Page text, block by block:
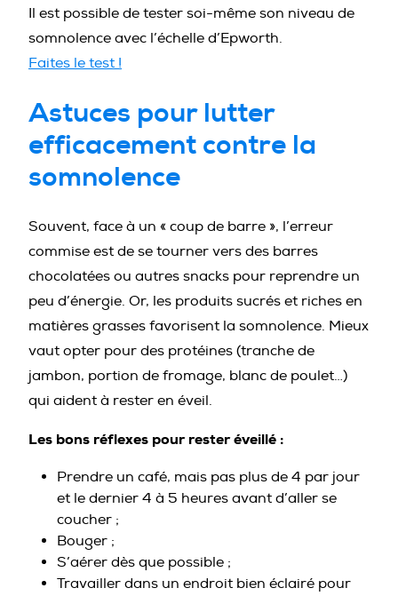
Il est possible de tester soi-même son niveau de
somnolence avec l’échelle d’Epworth.
Faites le test !
Astuces pour lutter
efficacement contre la
somnolence
Souvent, face à un « coup de barre », l’erreur
commise est de se tourner vers des barres
chocolatées ou autres snacks pour reprendre un
peu d’énergie. Or, les produits sucrés et riches en
matières grasses favorisent la somnolence. Mieux
vaut opter pour des protéines (tranche de
jambon, portion de fromage, blanc de poulet…)
qui aident à rester en éveil.
Les bons réflexes pour rester éveillé :
Prendre un café, mais pas plus de 4 par jour
et le dernier 4 à 5 heures avant d’aller se
coucher ;
Bouger ;
S’aérer dès que possible ;
Travailler dans un endroit bien éclairé pour